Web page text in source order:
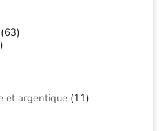
(63)
et argentique(11)